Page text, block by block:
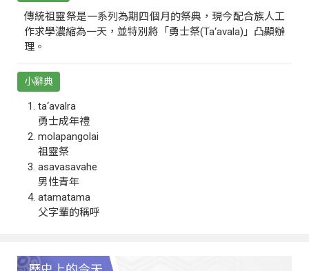
傳統祖靈祭是一系列為期四個月的祭典，現今配合族人工
作求學濃縮為一天，並特別將「勇士祭(Ta‘avala)」凸顯辦
理。
小辭典
ta‘avalra
勇士成年禮
molapangolai
祖靈祭
asavasavahe
男性青年
atamatama
父字輩的稱呼